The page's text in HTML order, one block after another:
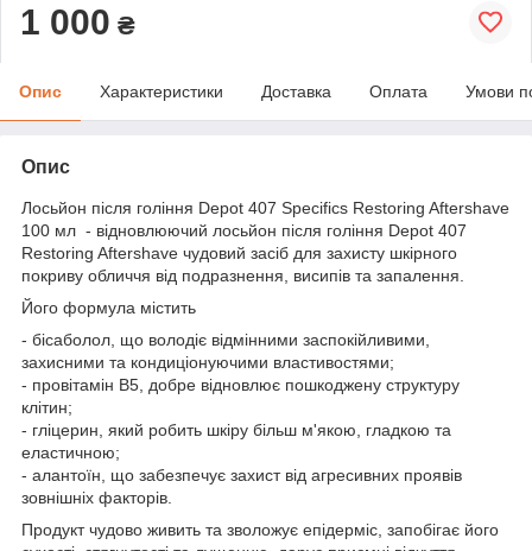
1 000 ₴
Опис Характеристики Доставка Оплата Умови
Опис
Лосьйон після гоління Depot 407 Specifics Restoring Aftershave
100 мл - відновлюючий лосьйон після гоління Depot 407
Restoring Aftershave чудовий засіб для захисту шкірного
покриву обличчя від подразнення, висипів та запалення.
Його формула містить
- бісаболол, що володіє відмінними заспокійливими,
захисними та кондиціонуючими властивостями;
- провітамін В5, добре відновлює пошкоджену структуру
клітин;
- гліцерин, який робить шкіру більш м'якою, гладкою та
еластичною;
- алантоїн, що забезпечує захист від агресивних проявів
зовнішніх факторів.
Продукт чудово живить та зволожує епідерміс, запобігає його